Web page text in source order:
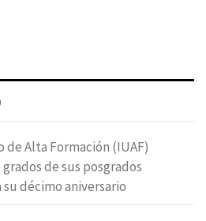
Alta Formación (IUAF)
de sus posgrados
décimo aniversario